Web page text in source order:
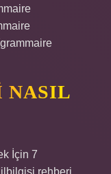
NASIL
İçin 7
rehberi